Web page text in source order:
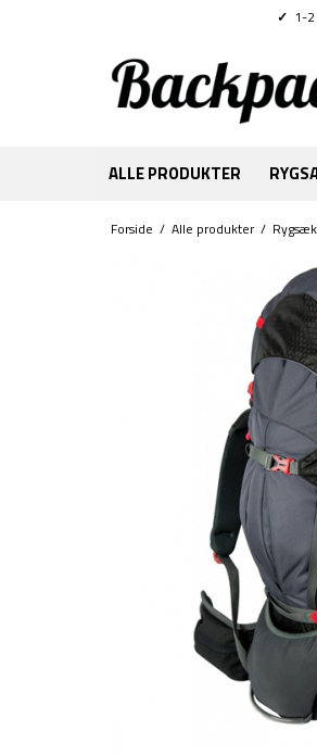
✓ 1-
ALLE PRODUKTER
Forside / Alle produkter/